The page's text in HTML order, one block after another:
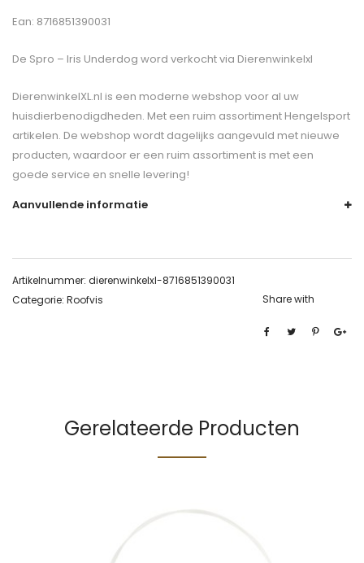
Ean: 8716851390031
De Spro – Iris Underdog word verkocht via Dierenwinkelxl
DierenwinkelXL.nl is een moderne webshop voor al uw
huisdierbenodigdheden. Met een ruim assortiment Hengelsport
artikelen. De webshop wordt dagelijks aangevuld met nieuwe
producten, waardoor er een ruim assortiment is met een
goede service en snelle levering!
Aanvullende informatie
Artikelnummer: dierenwinkelxl-8716851390031
Categorie: Roofvis Share with
Gerelateerde Producten